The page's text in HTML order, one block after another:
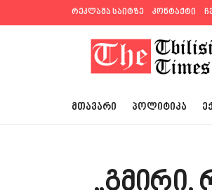
რეკლამა საიტზე კონტაქტი
ᲛᲗᲐᲕᲐᲠᲘ ᲞᲝᲚᲘᲢᲘᲙᲐ